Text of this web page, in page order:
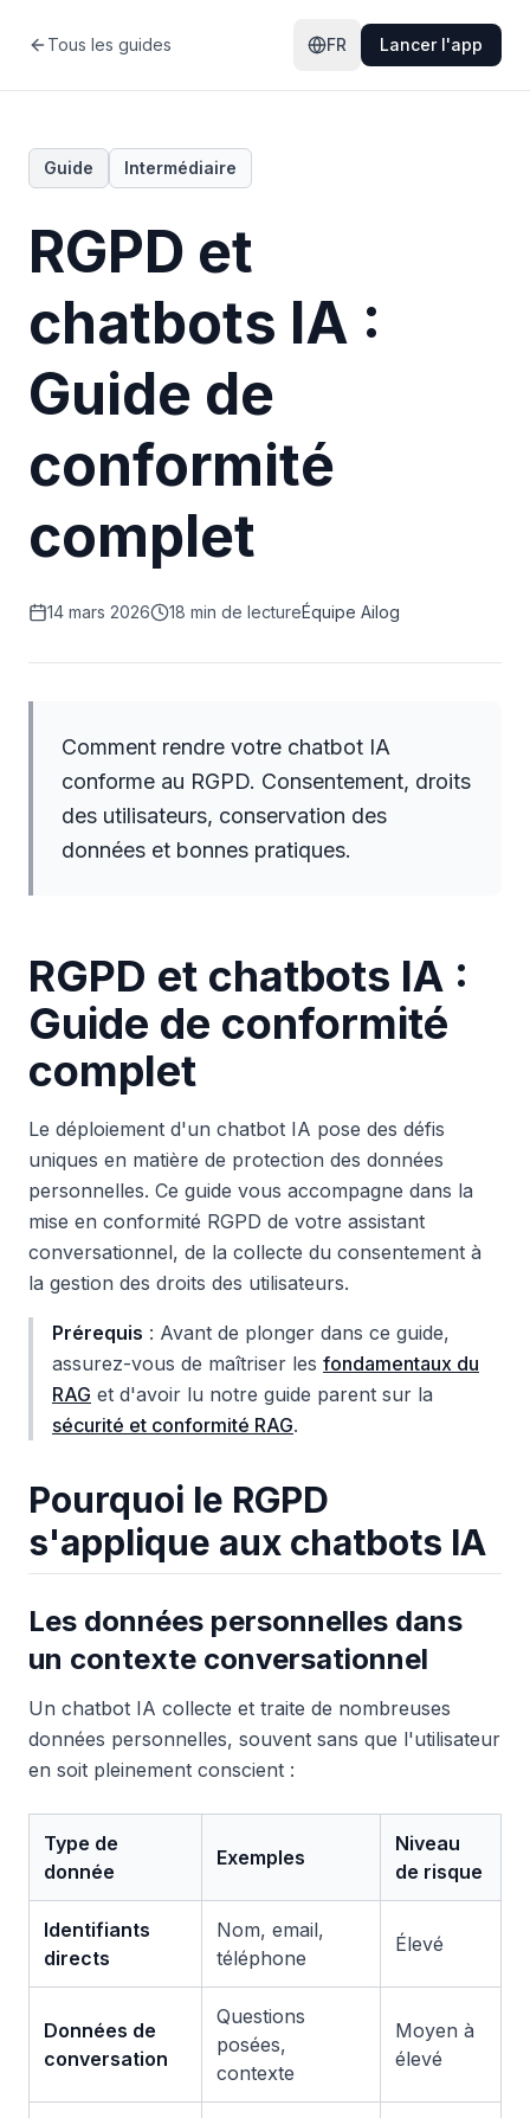
Tous les guides FR Lancer l'app
Guide Intermédiaire
RGPD et
chatbots IA :
Guide de
conformité
complet
14 mars 2026 18 min de lectureÉquipe Ailog
Comment rendre votre chatbot IA
conforme au RGPD. Consentement, droits
des utilisateurs, conservation des
données et bonnes pratiques.
RGPD et chatbots IA :
Guide de conformité
complet
Le déploiement d'un chatbot IA pose des défis
uniques en matière de protection des données
personnelles. Ce guide vous accompagne dans la
mise en conformité RGPD de votre assistant
conversationnel, de la collecte du consentement à
la gestion des droits des utilisateurs.
Prérequis : Avant de plonger dans ce guide,
assurez-vous de maîtriser les fondamentaux du
RAG et d'avoir lu notre guide parent sur la
sécurité et conformité RAG.
Pourquoi le RGPD
s'applique aux chatbots IA
Les données personnelles dans
un contexte conversationnel
Un chatbot IA collecte et traite de nombreuses
données personnelles, souvent sans que l'utilisateur
en soit pleinement conscient :
Type de
donnée
Exemples
Niveau
de risque
Identifiants
directs
Nom, email,
téléphone
Élevé
Données de
conversation
Questions
posées,
contexte
Moyen à
élevé